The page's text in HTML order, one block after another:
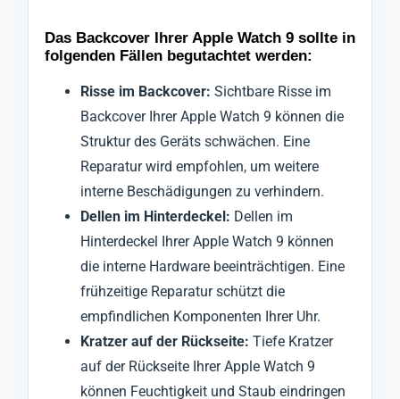
Das Backcover Ihrer Apple Watch 9 sollte in
folgenden Fällen begutachtet werden:
Risse im Backcover: Sichtbare Risse im
Backcover Ihrer Apple Watch 9 können die
Struktur des Geräts schwächen. Eine
Reparatur wird empfohlen, um weitere
interne Beschädigungen zu verhindern.
Dellen im Hinterdeckel: Dellen im
Hinterdeckel Ihrer Apple Watch 9 können
die interne Hardware beeinträchtigen. Eine
frühzeitige Reparatur schützt die
empfindlichen Komponenten Ihrer Uhr.
Kratzer auf der Rückseite: Tiefe Kratzer
auf der Rückseite Ihrer Apple Watch 9
können Feuchtigkeit und Staub eindringen